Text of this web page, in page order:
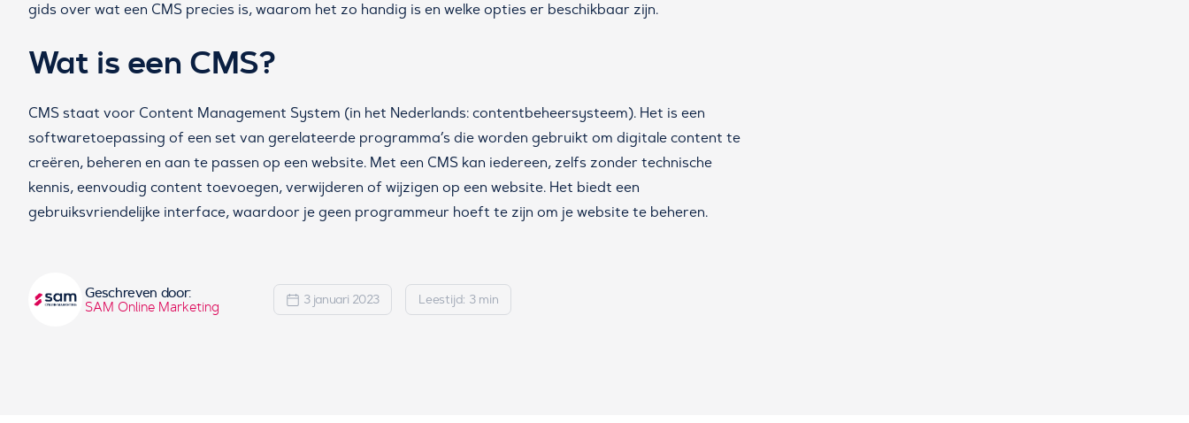
gids over wat een CMS precies is, waarom het zo handig is en welke opties er beschikbaar zijn.
Wat is een CMS?
CMS staat voor Content Management System (in het Nederlands: contentbeheersysteem). Het is een
softwaretoepassing of een set van gerelateerde programma’s die worden gebruikt om digitale content te
creëren, beheren en aan te passen op een website. Met een CMS kan iedereen, zelfs zonder technische
kennis, eenvoudig content toevoegen, verwijderen of wijzigen op een website. Het biedt een
gebruiksvriendelijke interface, waardoor je geen programmeur hoeft te zijn om je website te beheren.
Geschreven door:
SAM Online Marketing 3 januari 2023 Leestijd: 3 min